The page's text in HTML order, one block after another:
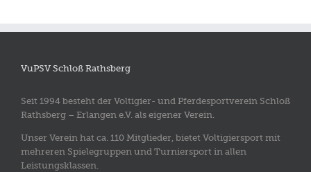
VuPSV Schloß Rathsberg
Seit 1994 besteht der Voltigier- und Pferdesportverein Schloß
Rathsberg – Erlangen e.V. als eigener Verein.
Unser Verein hat ca. 110 Mitglieder, bietet Voltigiersport mit
mehreren Spielegruppen und Turniersport in allen
Leistungsklassen.